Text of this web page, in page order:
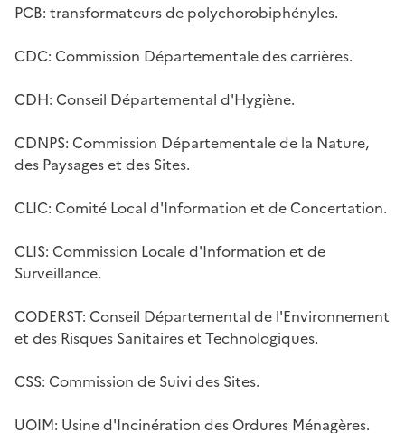
PCB: transformateurs de polychorobiphényles.
CDC: Commission Départementale des carrières.
CDH: Conseil Départemental d'Hygiène.
CDNPS: Commission Départementale de la Nature,
des Paysages et des Sites.
CLIC: Comité Local d'Information et de Concertation.
CLIS: Commission Locale d'Information et de
Surveillance.
CODERST: Conseil Départemental de l'Environnement
et des Risques Sanitaires et Technologiques.
CSS: Commission de Suivi des Sites.
UOIM: Usine d'Incinération des Ordures Ménagères.